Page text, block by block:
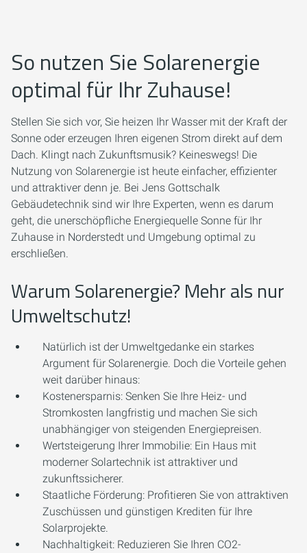
So nutzen Sie Solarenergie
optimal für Ihr Zuhause!
Stellen Sie sich vor, Sie heizen Ihr Wasser mit der Kraft der
Sonne oder erzeugen Ihren eigenen Strom direkt auf dem
Dach. Klingt nach Zukunftsmusik? Keineswegs! Die
Nutzung von Solarenergie ist heute einfacher, effizienter
und attraktiver denn je. Bei Jens Gottschalk
Gebäudetechnik sind wir Ihre Experten, wenn es darum
geht, die unerschöpfliche Energiequelle Sonne für Ihr
Zuhause in Norderstedt und Umgebung optimal zu
erschließen.
Warum Solarenergie? Mehr als nur
Umweltschutz!
Natürlich ist der Umweltgedanke ein starkes
Argument für Solarenergie. Doch die Vorteile gehen
weit darüber hinaus:
Kostenersparnis: Senken Sie Ihre Heiz- und
Stromkosten langfristig und machen Sie sich
unabhängiger von steigenden Energiepreisen.
Wertsteigerung Ihrer Immobilie: Ein Haus mit
moderner Solartechnik ist attraktiver und
zukunftssicherer.
Staatliche Förderung: Profitieren Sie von attraktiven
Zuschüssen und günstigen Krediten für Ihre
Solarprojekte.
Nachhaltigkeit: Reduzieren Sie Ihren CO2-